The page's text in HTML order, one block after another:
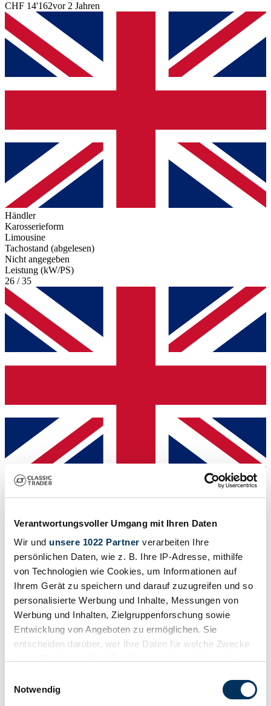
Verantwortungsvoller Umgang mit Ihren Daten
Wir und unsere 1022 Partner verarbeiten Ihre
persönlichen Daten, wie z. B. Ihre IP-Adresse, mithilfe
von Technologien wie Cookies, um Informationen auf
Ihrem Gerät zu speichern und darauf zuzugreifen und so
personalisierte Werbung und Inhalte, Messungen von
Werbung und Inhalten, Zielgruppenforschung sowie
Entwicklung von Angeboten zu ermöglichen. Sie
entscheiden darüber, wer Ihre Daten für welche Zwecke
Trigger Symbol ändern oder widerrufen
Notwendig
CHF 14'162vor 2 Jahren
Händler
Karosserieform
Limousine
Tachostand (abgelesen)
Nicht angegeben
Leistung (kW/PS)
26 / 35